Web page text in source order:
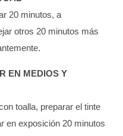
20 minutos, a
otros 20 minutos más
EN MEDIOS Y
toalla, preparar el tinte
en exposición 20 minutos